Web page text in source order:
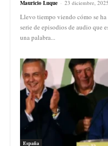
Mauricio Luque - 23 diciembre, 2025
Llevo tiempo viendo cómo se
serie de episodios de audio que
una palabra...
España